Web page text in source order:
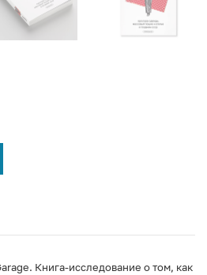
Книга-исследование о том, как